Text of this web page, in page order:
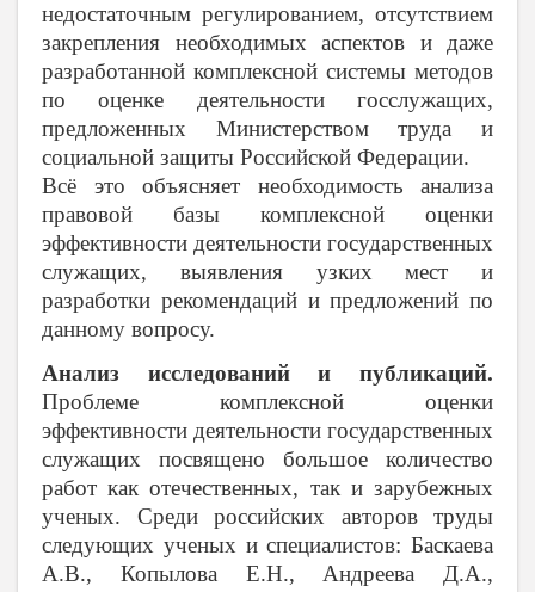
недостаточным регулированием, отсутствием
закрепления необходимых аспектов и даже
разработанной комплексной системы методов
по оценке деятельности госслужащих,
предложенных Министерством труда и
социальной защиты Российской Федерации.
Всё это объясняет необходимость анализа
правовой базы комплексной оценки
эффективности деятельности государственных
служащих, выявления узких мест и
разработки рекомендаций и предложений по
данному вопросу.
Анализ исследований и публикаций.
Проблеме комплексной оценки
эффективности деятельности государственных
служащих посвящено большое количество
работ как отечественных, так и зарубежных
ученых. Среди российских авторов труды
следующих ученых и специалистов: Баскаева
А.В., Копылова E.H., Андреева Д.А.,